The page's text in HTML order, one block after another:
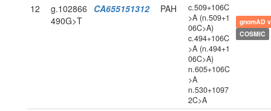
12
g.102866
490G>T
CA655151312 PAH
c.509+106C
>A (n.509+1
06C>A)
c.494+106C
>A (n.494+1
06C>A)
n.605+106C
>A
n.530+1097
2C>A
gnomAD
COSMIC